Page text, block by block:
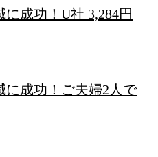
成功！U社 3,284円
に成功！ご夫婦2人で